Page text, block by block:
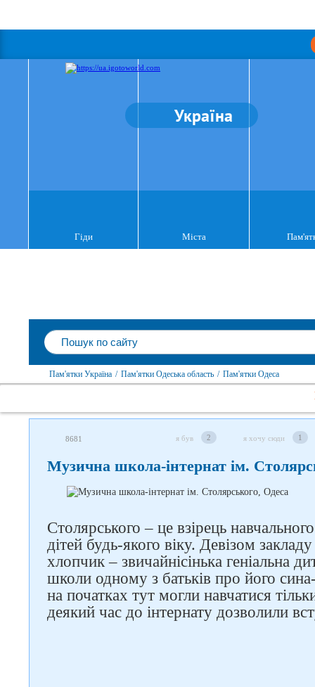
Україна
Гіди Міста
Пам'ятки Україна / Пам'ятки Одеська область / Пам'ятки Одеса
8681 я був 2 я хочу сюди 1
Музична школа-інтернат ім.
Столярського – це взірець
дітей будь-якого віку. Девізом
хлопчик – звичайнісінька геніальна
школи одному з батьків про його
на початках тут могли навчатися
деякий час до інтернату дозволили